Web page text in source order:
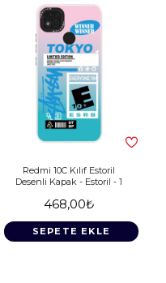
Redmi 10C Kılıf Estoril
Desenli Kapak - Estoril - 1
468,00₺
SEPETE EKLE